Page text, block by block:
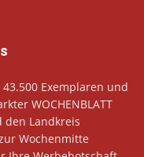
Exemplaren und
WOCHENBLATT
Landkreis
Wochenmitte